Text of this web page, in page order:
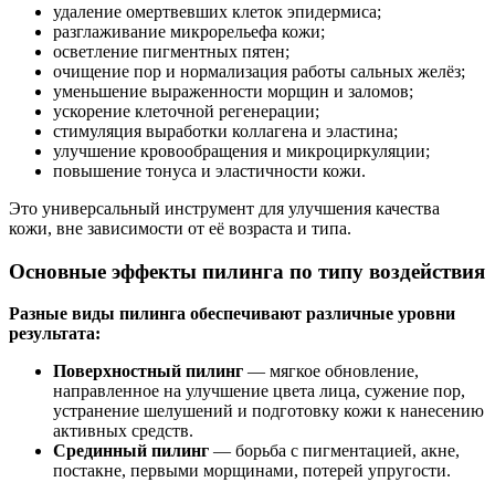
удаление омертвевших клеток эпидермиса;
разглаживание микрорельефа кожи;
осветление пигментных пятен;
очищение пор и нормализация работы сальных желёз;
уменьшение выраженности морщин и заломов;
ускорение клеточной регенерации;
стимуляция выработки коллагена и эластина;
улучшение кровообращения и микроциркуляции;
повышение тонуса и эластичности кожи.
Это универсальный инструмент для улучшения качества
кожи, вне зависимости от её возраста и типа.
Основные эффекты пилинга по типу воздействия
Разные виды пилинга обеспечивают различные уровни
результата:
Поверхностный пилинг — мягкое обновление,
направленное на улучшение цвета лица, сужение пор,
устранение шелушений и подготовку кожи к нанесению
активных средств.
Срединный пилинг — борьба с пигментацией, акне,
постакне, первыми морщинами, потерей упругости.